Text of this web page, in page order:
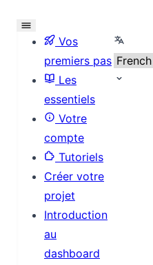
Vos
premiers pas
Les
essentiels
Votre
compte
Tutoriels
Créer votre
projet
Introduction
au
dashboard